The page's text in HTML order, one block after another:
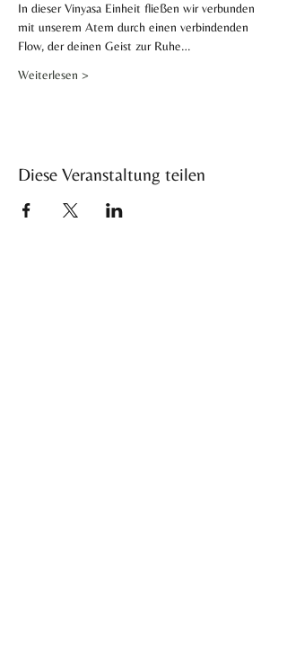
In dieser Vinyasa Einheit fließen wir verbunden
mit unserem Atem durch einen verbindenden
Flow, der deinen Geist zur Ruhe…
Weiterlesen >
Diese Veranstaltung teilen